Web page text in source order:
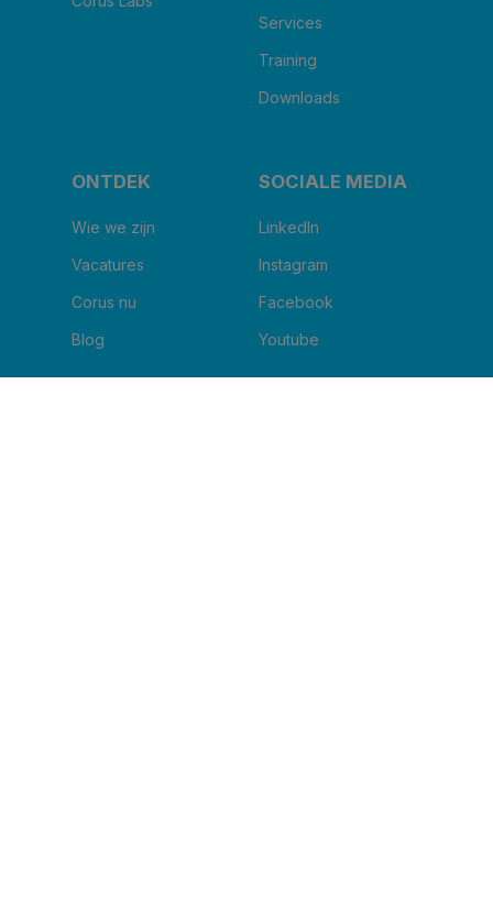
Services
Training
Downloads
ONTDEK
Wie we zijn
Vacatures
Corus nu
Blog
SOCIALE MEDIA
LinkedIn
Instagram
Facebook
Youtube